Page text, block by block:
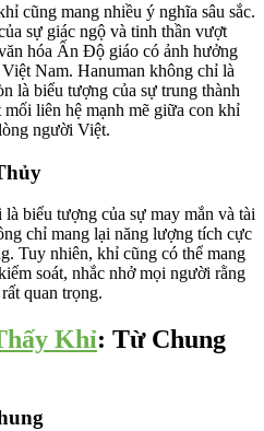
cũng mang nhiều ý nghĩa sâu sắc.
sự giác ngộ và tinh thần vượt
hóa Ấn Độ giáo có ảnh hưởng
Nam. Hanuman không chỉ là
là biểu tượng của sự trung thành
liên hệ mạnh mẽ giữa con khỉ
người Việt.
biểu tượng của sự may mắn và tài
chỉ mang lại năng lượng tích cực
Tuy nhiên, khỉ cũng có thể mang
soát, nhắc nhở mọi người rằng
quan trọng.
Khỉ: Từ Chung